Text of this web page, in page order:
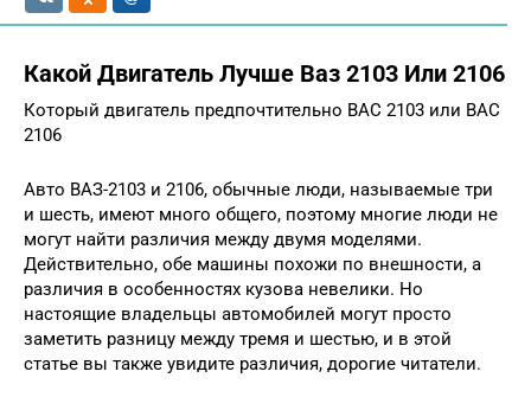
Какой Двигатель Лучше Ваз 2103 Или 2106
Который двигатель предпочтительно ВАС 2103 или ВАС
2106
Авто ВАЗ-2103 и 2106, обычные люди, называемые три
и шесть, имеют много общего, поэтому многие люди не
могут найти различия между двумя моделями.
Действительно, обе машины похожи по внешности, а
различия в особенностях кузова невелики. Но
настоящие владельцы автомобилей могут просто
заметить разницу между тремя и шестью, и в этой
статье вы также увидите различия, дорогие читатели.